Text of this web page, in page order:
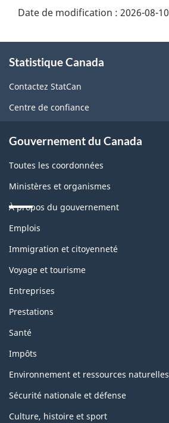
Date de modification : 2026-08-10
propos
de
ce
Statistique Canada
Contactez StatCan
Centre de confiance
Gouvernement du Canada
Toutes les coordonnées
Ministères et organismes
À propos du gouvernement
Thèmes
sujets
Emplois
Immigration et citoyenneté
Voyage et tourisme
Entreprises
Prestations
Santé
Impôts
Environnement et ressources naturelles
Sécurité nationale et défense
Culture, histoire et sport